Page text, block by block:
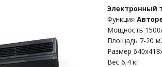
Электронный
Функция
Мощность
Площадь 7-20
Размер
Вес 6,4 кг